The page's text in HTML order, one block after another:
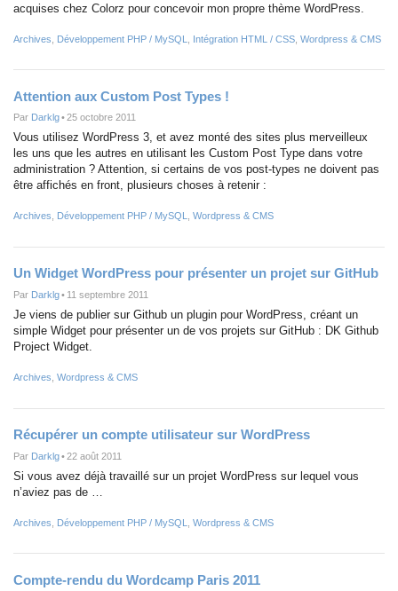
acquises chez Colorz pour concevoir mon propre thème WordPress.
Archives Développement PHP / MySQL Intégration HTML / CSS Wordpress & CMS
Attention aux Custom Post Types !
Par Darklg•25 octobre 2011
Vous utilisez WordPress 3, et avez monté des sites plus merveilleux
les uns que les autres en utilisant les Custom Post Type dans votre
administration ? Attention, si certains de vos post-types ne doivent pas
être affichés en front, plusieurs choses à retenir :
Archives, Développement PHP / MySQL, Wordpress & CMS
Un Widget WordPress pour présenter un projet sur GitHub
Par Darklg• 11 septembre 2011
Je viens de publier sur Github un plugin pour WordPress, créant un
simple Widget pour présenter un de vos projets sur GitHub : DK Github
Project Widget.
Archives Wordpress & CMS
Récupérer un compte utilisateur sur WordPress
Par Darklg•22 août 2011
Si vous avez déjà travaillé sur un projet WordPress sur lequel vous
n’aviez pas de …
Archives Développement PHP / MySQL Wordpress & CMS
Compte-rendu du Wordcamp Paris 2011